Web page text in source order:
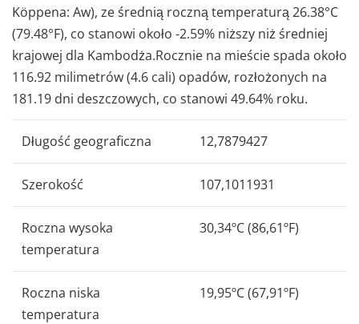
Köppena: Aw), ze średnią roczną temperaturą 26.38°C
(79.48°F), co stanowi około -2.59% niższy niż średniej
krajowej dla Kambodża.Rocznie na mieście spada około
116.92 milimetrów (4.6 cali) opadów, rozłożonych na
181.19 dni deszczowych, co stanowi 49.64% roku.
Długość geograficzna 12,7879427
Szerokość 107,1011931
Roczna wysoka
temperatura
30,34ºC (86,61ºF)
Roczna niska
temperatura
19,95ºC (67,91ºF)